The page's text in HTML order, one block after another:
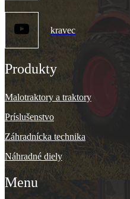
kravec
Produkty
Malotraktory a traktory
Príslušenstvo
Záhradnícka technika
Náhradné diely
Menu